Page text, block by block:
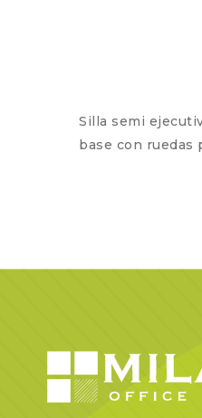
Silla semi
base con ruedas